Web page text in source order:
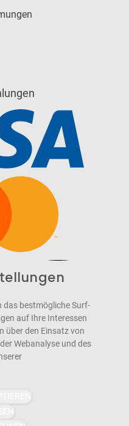
das bestmögliche Surf-
auf Ihre Interessen
über den Einsatz von
Webanalyse und des